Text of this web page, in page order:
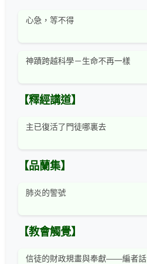
心急，等不得
神蹟跨越科學－生命不再一樣
【釋經講道】
主已復活了門徒哪裏去
【品蘭集】
肺炎的警號
【教會觸覺】
信徒的財政規畫與奉獻——編者話